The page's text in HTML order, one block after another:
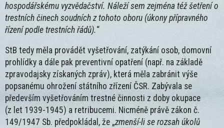
hospodářskému vyzvědačství. Náleží sem zejména též šetření o
trestních činech soudních z tohoto oboru (úkony přípravného
řízení podle trestních řádů).“
StB tedy měla provádět vyšetřování, zatýkání osob, domovní
prohlídky a dále pak preventivní opatření (např. na základě
zpravodajsky získaných zpráv), která měla zabránit výše
popsanému ohrožení státního zřízení ČSR. Zabývala se
především vyšetřováním trestné činnosti z doby okupace
(z let 1939-1945) a retribucemi. Nicméně právě zákon č.
149/1947 Sb. předpokládal, že „zmenší-li se rozsah úkolů